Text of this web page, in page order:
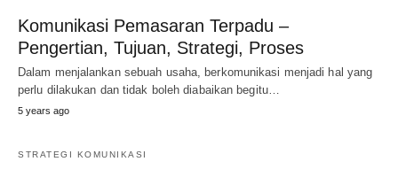
Komunikasi Pemasaran Terpadu –
Pengertian, Tujuan, Strategi, Proses
Dalam menjalankan sebuah usaha, berkomunikasi menjadi hal yang
perlu dilakukan dan tidak boleh diabaikan begitu…
5 years ago
STRATEGI KOMUNIKASI